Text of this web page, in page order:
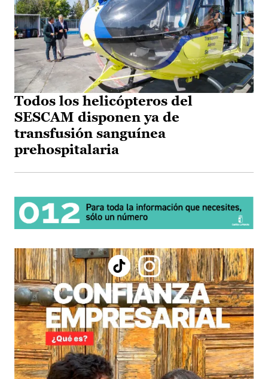
Todos los helicópteros del
SESCAM disponen ya de
transfusión sanguínea
prehospitalaria